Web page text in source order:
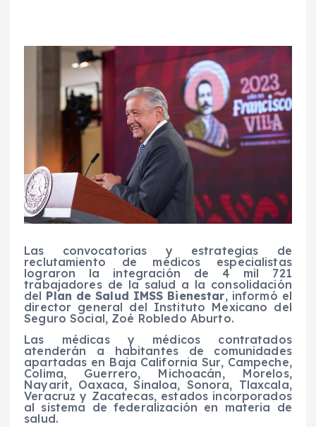
Las convocatorias y estrategias de
reclutamiento de médicos especialistas
lograron la integración de 4 mil 721
trabajadores de la salud a la consolidación
del Plan de Salud IMSS Bienestar, informó el
director general del Instituto Mexicano del
Seguro Social, Zoé Robledo Aburto.
Las médicas y médicos contratados
atenderán a habitantes de comunidades
apartadas en Baja California Sur, Campeche,
Colima, Guerrero, Michoacán, Morelos,
Nayarit, Oaxaca, Sinaloa, Sonora, Tlaxcala,
Veracruz y Zacatecas, estados incorporados
al sistema de federalización en materia de
salud.